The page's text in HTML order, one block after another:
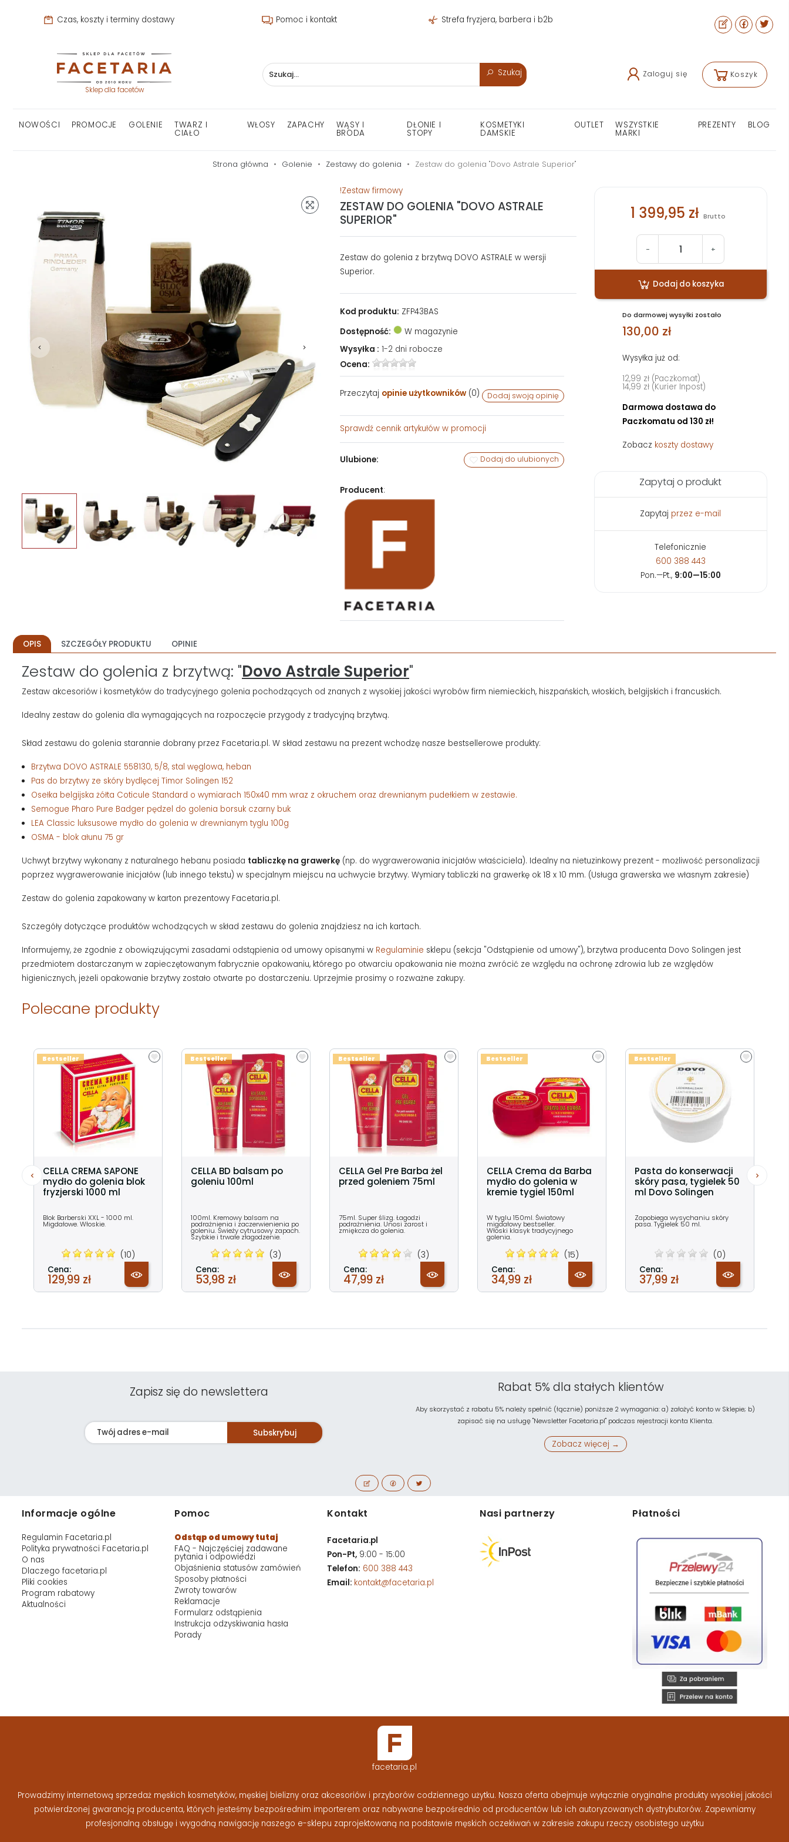
Czas, koszty i terminy dostawy Pomoc i kontakt Strefa fryzjera, barbera i b2b
Sklep dla facetów
Szukaj Zaloguj się Koszyk
NOWOŚCI PROMOCJE GOLENIE TWARZ I
CIAŁO
WŁOSY ZAPACHY WĄSY I
BRODA
DŁONIE I
STOPY
KOSMETYKI
DAMSKIE
OUTLET WSZYSTKIE
MARKI
PREZENTY BLOG
Strona główna Golenie Zestawy do golenia Zestaw do golenia "Dovo Astrale Superior"
!Zestaw firmowy
ZESTAW DO GOLENIA "DOVO ASTRALE
SUPERIOR"
Zestaw do golenia z brzytwą DOVO ASTRALE w wersji
Superior.
Kod produktu: ZFP43BAS
Dostępność:
W magazynie
Wysyłka : 1-2 dni robocze
Ocena:
Przeczytaj opinie użytkowników(0) Dodaj swoją opinię
Sprawdź cennik artykułów w promocji
Ulubione: Dodaj do ulubionych
Producent:
1 399,95 zł Brutto
- +
Dodaj do koszyka
Do darmowej wysyłki zostało
130,00 zł
Wysyłka już od:
12,99 zł (Paczkomat)
14,99 zł (Kurier Inpost)
Darmowa dostawa do
Paczkomatu od 130 zł!
Zobacz koszty dostawy
Zapytaj o produkt
Zapytaj przez e-mail
Telefonicznie
600 388 443
Pon.—Pt., 9:00—15:00
OPIS SZCZEGÓŁY PRODUKTU OPINIE
Zestaw do golenia z brzytwą: "Dovo Astrale Superior"
Zestaw akcesoriów i kosmetyków do tradycyjnego golenia pochodzących od znanych z wysokiej jakości wyrobów firm niemieckich, hiszpańskich, włoskich, belgijskich i francuskich.
Idealny zestaw do golenia dla wymagających na rozpoczęcie przygody z tradycyjną brzytwą.
Skład zestawu do golenia starannie dobrany przez Facetaria.pl. W skład zestawu na prezent wchodzę nasze bestsellerowe produkty:
Brzytwa DOVO ASTRALE 558130, 5/8, stal węglowa, heban
Pas do brzytwy ze skóry bydlęcej Timor Solingen 152
Osełka belgijska żółta Coticule Standard o wymiarach 150x40 mm wraz z okruchem oraz drewnianym pudełkiem w zestawie.
Semogue Pharo Pure Badger pędzel do golenia borsuk czarny buk
LEA Classic luksusowe mydło do golenia w drewnianym tyglu 100g
OSMA - blok ałunu 75 gr
Uchwyt brzytwy wykonany z naturalnego hebanu posiada tabliczkę na grawerkę (np. do wygrawerowania inicjałów właściciela). Idealny na nietuzinkowy prezent - możliwość personalizacji
poprzez wygrawerowanie inicjałów (lub innego tekstu) w specjalnym miejscu na uchwycie brzytwy. Wymiary tabliczki na grawerkę ok 18 x 10 mm. (Usługa grawerska we własnym zakresie)
Zestaw do golenia zapakowany w karton prezentowy Facetaria.pl.
Szczegóły dotyczące produktów wchodzących w skład zestawu do golenia znajdziesz na ich kartach.
Informujemy, że zgodnie z obowiązującymi zasadami odstąpienia od umowy opisanymi w Regulaminie sklepu (sekcja "Odstąpienie od umowy"), brzytwa producenta Dovo Solingen jest
przedmiotem dostarczanym w zapieczętowanym fabrycznie opakowaniu, którego po otwarciu opakowania nie można zwrócić ze względu na ochronę zdrowia lub ze względów
higienicznych, jeżeli opakowanie brzytwy zostało otwarte po dostarczeniu. Uprzejmie prosimy o rozważne zakupy.
Polecane produkty
CELLA CREMA SAPONE
mydło do golenia blok
fryzjerski 1000 ml
Blok Barberski XXL - 1000 ml.
Migdałowe. Włoskie.
(10)
Cena:
129,99 zł
Bestseller
CELLA BD balsam po
goleniu 100ml
100ml. Kremowy balsam na
podrażnienia i zaczerwienienia po
goleniu. Świeży cytrusowy zapach.
Szybkie i trwałe złagodzenie.
(3)
Cena:
53,98 zł
Bestseller
CELLA Gel Pre Barba żel
przed goleniem 75ml
75ml. Super ślizg. Łagodzi
podrażnienia. Unosi zarost i
zmiękcza do golenia.
(3)
Cena:
47,99 zł
Bestseller
CELLA Crema da Barba
mydło do golenia w
kremie tygiel 150ml
W tyglu 150ml. Światowy
migdałowy bestseller.
Włoski klasyk tradycyjnego
golenia.
(15)
Cena:
34,99 zł
Bestseller
Pasta do konserwacji
skóry pasa, tygielek 50
ml Dovo Solingen
Zapobiega wysychaniu skóry
pasa. Tygielek 50 ml.
(0)
Cena:
37,99 zł
Bestseller
Zapisz się do newslettera
Subskrybuj
Rabat 5% dla stałych klientów
Aby skorzystać z rabatu 5% należy spełnić (łącznie) poniższe 2 wymagania: a) założyć konto w Sklepie; b)
zapisać się na usługę "Newsletter Facetaria.pl" podczas rejestracji konta Klienta.
Zobacz więcej →
Informacje ogólne
Regulamin Facetaria.pl
Polityka prywatności Facetaria.pl
O nas
Dlaczego facetaria.pl
Pliki cookies
Program rabatowy
Aktualności
Pomoc
Odstąp od umowy tutaj
FAQ - Najczęściej zadawane
pytania i odpowiedzi
Objaśnienia statusów zamówień
Sposoby płatności
Zwroty towarów
Reklamacje
Formularz odstąpienia
Instrukcja odzyskiwania hasła
Porady
Kontakt
Facetaria.pl
Pon-Pt, 9:00 - 15:00
Telefon: 600 388 443
Email: kontakt@facetaria.pl
Nasi partnerzy Płatności
facetaria.pl
Prowadzimy internetową sprzedaż męskich kosmetyków, męskiej bielizny oraz akcesoriów i przyborów codziennego użytku. Nasza oferta obejmuje wyłącznie oryginalne produkty wysokiej jakości
potwierdzonej gwarancją producenta, których jesteśmy bezpośrednim importerem oraz nabywane bezpośrednio od producentów lub ich autoryzowanych dystrybutorów. Zapewniamy
profesjonalną obsługę i wygodną nawigację naszego e-sklepu zaprojektowaną na podstawie męskich oczekiwań w zakresie zakupu rzeczy osobistego użytku